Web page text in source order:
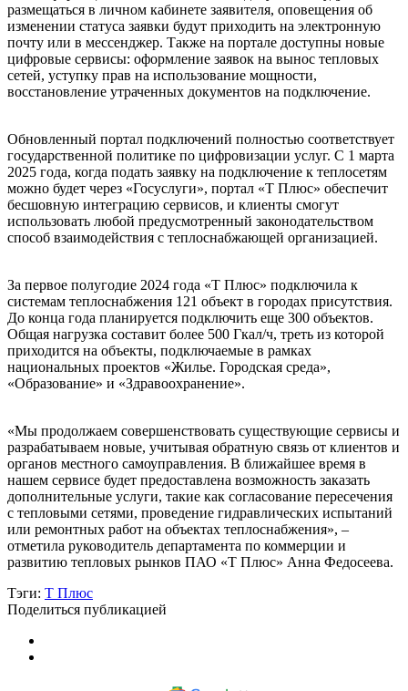
размещаться в личном кабинете заявителя, оповещения об
изменении статуса заявки будут приходить на электронную
почту или в мессенджер. Также на портале доступны новые
цифровые сервисы: оформление заявок на вынос тепловых
сетей, уступку прав на использование мощности,
восстановление утраченных документов на подключение.
Обновленный портал подключений полностью соответствует
государственной политике по цифровизации услуг. С 1 марта
2025 года, когда подать заявку на подключение к теплосетям
можно будет через «Госуслуги», портал «Т Плюс» обеспечит
бесшовную интеграцию сервисов, и клиенты смогут
использовать любой предусмотренный законодательством
способ взаимодействия с теплоснабжающей организацией.
За первое полугодие 2024 года «Т Плюс» подключила к
системам теплоснабжения 121 объект в городах присутствия.
До конца года планируется подключить еще 300 объектов.
Общая нагрузка составит более 500 Гкал/ч, треть из которой
приходится на объекты, подключаемые в рамках
национальных проектов «Жилье. Городская среда»,
«Образование» и «Здравоохранение».
«Мы продолжаем совершенствовать существующие сервисы и
разрабатываем новые, учитывая обратную связь от клиентов и
органов местного самоуправления. В ближайшее время в
нашем сервисе будет предоставлена возможность заказать
дополнительные услуги, такие как согласование пересечения
с тепловыми сетями, проведение гидравлических испытаний
или ремонтных работ на объектах теплоснабжения», –
отметила руководитель департамента по коммерции и
развитию тепловых рынков ПАО «Т Плюс» Анна Федосеева.
Тэги: Т Плюс
Поделиться публикацией